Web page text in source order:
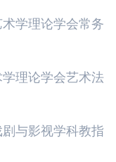
学理论学会常务
理论学会艺术法
与影视学科教指